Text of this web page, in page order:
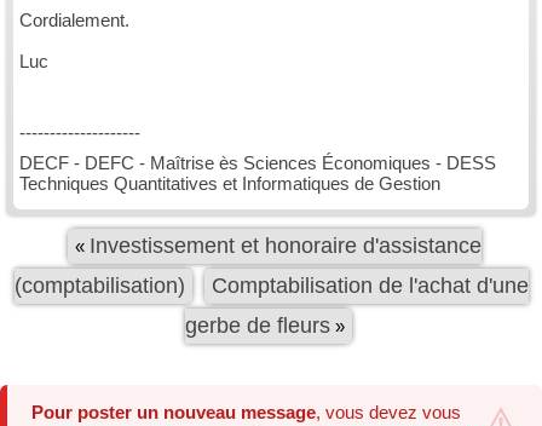
Cordialement.
Luc
--------------------
DECF - DEFC - Maîtrise ès Sciences Économiques - DESS
Techniques Quantitatives et Informatiques de Gestion
« Investissement et honoraire d'assistance
(comptabilisation)
Comptabilisation de l'achat d'une
gerbe de fleurs»
Pour poster un nouveau message, vous devez vous